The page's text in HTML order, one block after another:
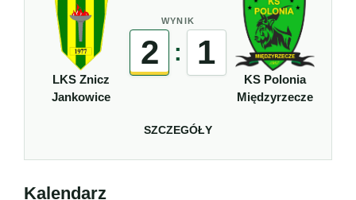
LKS Znicz
Jankowice
WYNIK
2 : 1
KS Polonia
Międzyrzecze
SZCZEGÓŁY
Kalendarz